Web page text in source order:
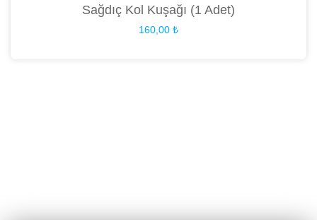
Sağdıç Kol Kuşağı (1 Adet)
160,00 ₺